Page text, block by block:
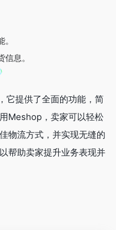
息。
它提供了全面的功能，简
Meshop，卖家可以轻松
物流方式，并实现无缝的
帮助卖家提升业务表现并